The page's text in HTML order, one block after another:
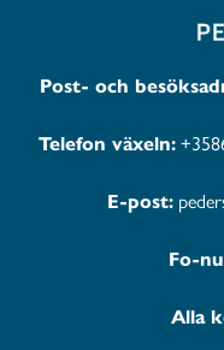
Post- och
Telefon växeln:
E-post:
Fo-
Alla